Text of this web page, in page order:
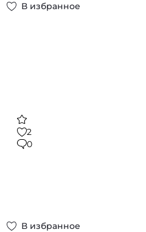
В избранное
2
0
В избранное